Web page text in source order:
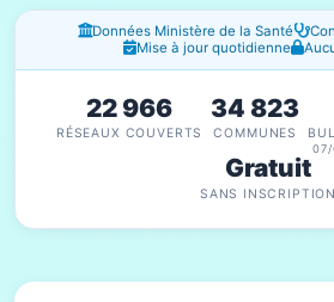
Fenêtres d'information
Données Ministère de la Santé
Mise à jour quotidienne
22 966
RÉSEAUX COUVERTS
34 823
COMMUNES
Gratuit
SANS INSCRIPTION